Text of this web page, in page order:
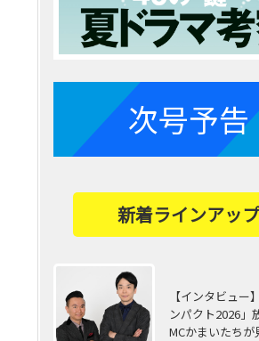
次号予告
新着ラインアップ
【インタビュー
ンパクト2026」
MCかまいたち